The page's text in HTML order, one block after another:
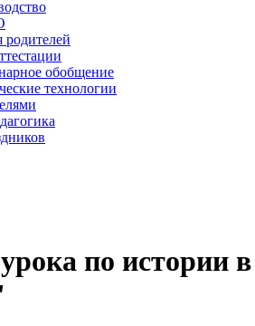
обобщение
технологии
по истории